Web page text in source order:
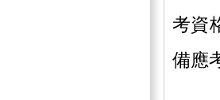
考資
備應